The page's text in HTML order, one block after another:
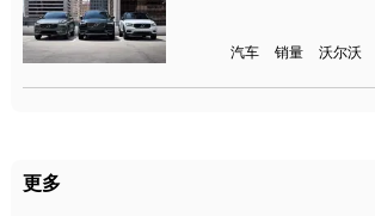
汽车 销量 沃尔沃
更多